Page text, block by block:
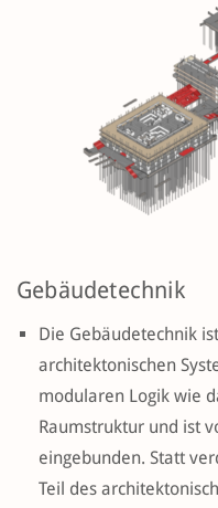
Gebäudetechnik
Die Gebäudetechnik
architektonischen
modularen Logik wie
Raumstruktur und ist
eingebunden. Statt
Teil des